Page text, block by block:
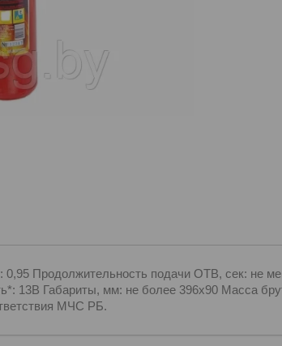
0,95 Продолжительность подачи ОТВ, сек: не
13В Габариты, мм: не более 396х90 Масса
МЧС РБ.